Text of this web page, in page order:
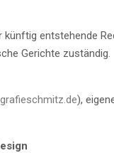
künftig entstehende
Gerichte zuständig.
),